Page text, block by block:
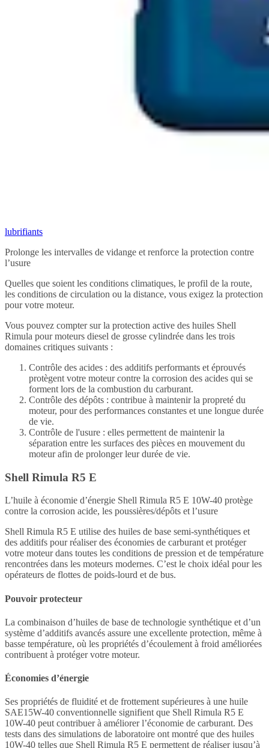
lubrifiants
Prolonge les intervalles de vidange et renforce la protection contre
l’usure
Quelles que soient les conditions climatiques, le profil de la route,
les conditions de circulation ou la distance, vous exigez la protection
pour votre moteur.
Vous pouvez compter sur la protection active des huiles Shell
Rimula pour moteurs diesel de grosse cylindrée dans les trois
domaines critiques suivants :
Contrôle des acides : des additifs performants et éprouvés
protègent votre moteur contre la corrosion des acides qui se
forment lors de la combustion du carburant.
Contrôle des dépôts : contribue à maintenir la propreté du
moteur, pour des performances constantes et une longue durée
de vie.
Contrôle de l'usure : elles permettent de maintenir la
séparation entre les surfaces des pièces en mouvement du
moteur afin de prolonger leur durée de vie.
Shell Rimula R5 E
L’huile à économie d’énergie Shell Rimula R5 E 10W-40 protège
contre la corrosion acide, les poussières/dépôts et l’usure
Shell Rimula R5 E utilise des huiles de base semi-synthétiques et
des additifs pour réaliser des économies de carburant et protéger
votre moteur dans toutes les conditions de pression et de température
rencontrées dans les moteurs modernes. C’est le choix idéal pour les
opérateurs de flottes de poids-lourd et de bus.
Pouvoir protecteur
La combinaison d’huiles de base de technologie synthétique et d’un
système d’additifs avancés assure une excellente protection, même à
basse température, où les propriétés d’écoulement à froid améliorées
contribuent à protéger votre moteur.
Économies d’énergie
Ses propriétés de fluidité et de frottement supérieures à une huile
SAE15W-40 conventionnelle signifient que Shell Rimula R5 E
10W-40 peut contribuer à améliorer l’économie de carburant. Des
tests dans des simulations de laboratoire ont montré que des huiles
10W-40 telles que Shell Rimula R5 E permettent de réaliser jusqu’à